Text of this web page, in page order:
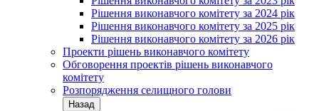
Рішення виконавчого комітету за 2024 рік
Рішення виконавчого комітету за 2025 рік
Рішення виконавчого комітету за 2026 рік
Проекти рішень виконавчого комітету
Обговорення проектів рішень виконавчого
комітету
Розпорядження селищного голови
Назад